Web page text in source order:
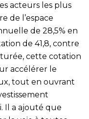
acteurs les plus
de l’espace
de 28,5% en
de 41,8, contre
cette cotation
accélérer le
tout en ouvrant
Il a ajouté que